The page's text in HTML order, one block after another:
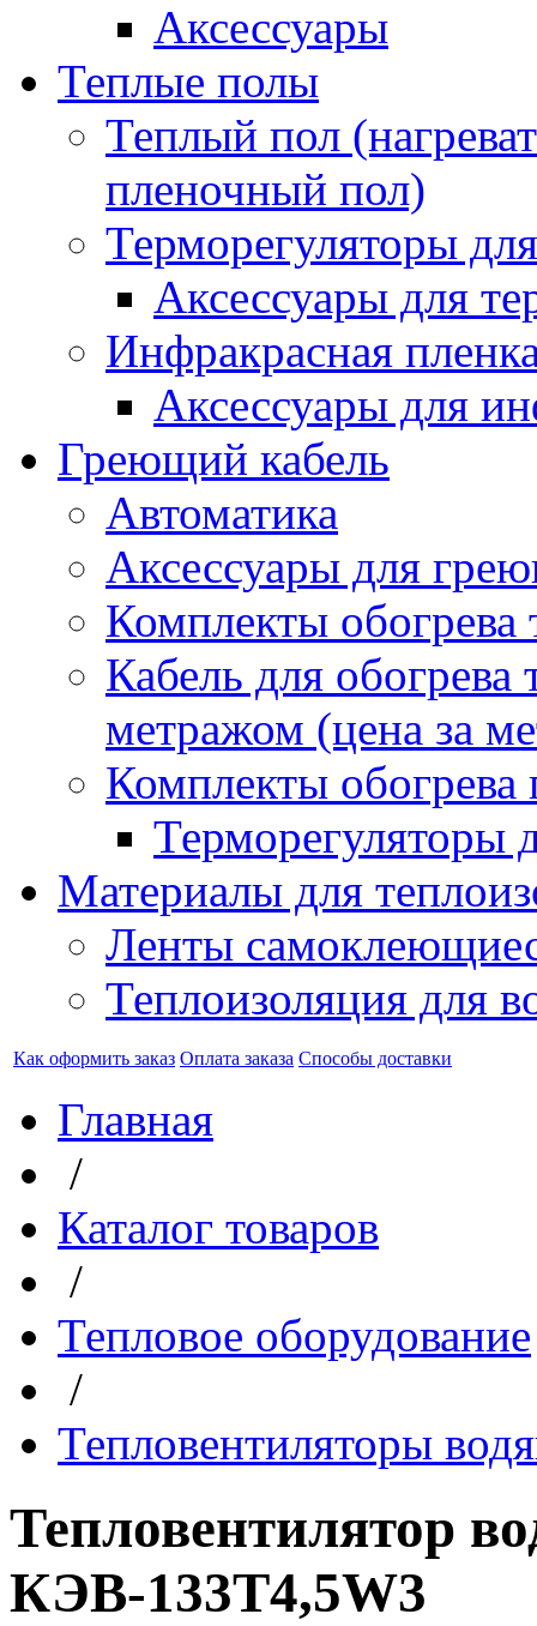
Аксессуары
Теплые полы
Теплый пол
пленочный пол)
Терморегуляторы
Аксессуары для
Инфракрасная
Аксессуары для
Греющий кабель
Автоматика
Аксессуары для
Комплекты обогрева
Кабель для обогрева
метражом (цена за
Комплекты обогрева
Терморегуляторы
Материалы для
Ленты
Теплоизоляция для
Как оформить заказ Оплата заказа Способы доставки
Главная
/
Каталог товаров
/
Тепловое оборудование
/
Тепловентиляторы
Тепловентилятор
КЭВ-133Т4,5W3